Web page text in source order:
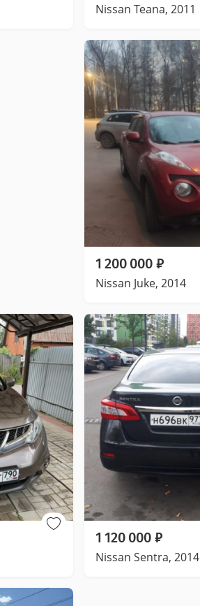
Nissan Teana, 2011
1 200 000 ₽
Nissan Juke, 2014
1 120 000 ₽
Nissan Sentra, 2014